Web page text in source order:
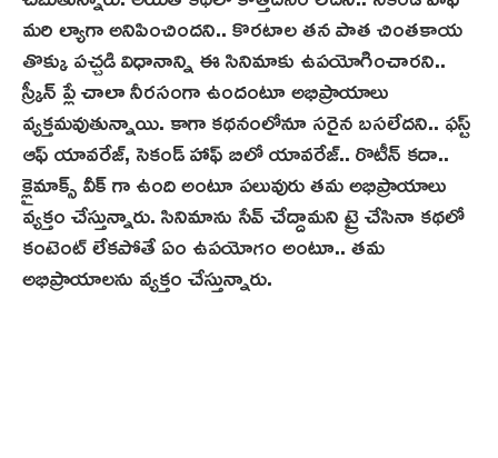
మరి ల్యాగా అనిపించిందని.. కొరటాల తన పాత చింతకాయ
తొక్కు పచ్చడి విధానాన్ని ఈ సినిమాకు ఉపయోగించారని..
స్క్రీన్ ప్లే చాలా నీరసంగా ఉందంటూ అభిప్రాయాలు
వ్యక్తమవుతున్నాయి. కాగా కథనంలోనూ సరైన బసలేదని.. ఫస్ట్
ఆఫ్ యావరేజ్, సెకండ్ హాఫ్ బిలో యావరేజ్.. రొటీన్ కదా..
క్లైమాక్స్‌ వీక్ గా ఉంది అంటూ పలువురు తమ అభిప్రాయాలు
వ్యక్తం చేస్తున్నారు. సినిమాను సేవ్ చేద్దామని ట్రై చేసినా కథలో
కంటెంట్ లేకపోతే ఏం ఉపయోగం అంటూ.. తమ
అభిప్రాయాలను వ్యక్తం చేస్తున్నారు.